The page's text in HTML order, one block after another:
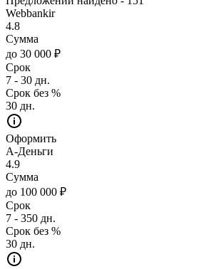
Webbankir
4.8
Сумма
до 30 000 ₽
Срок
7 - 30 дн.
Срок без %
30 дн.
Оформить
А-Деньги
4.9
Сумма
до 100 000 ₽
Срок
7 - 350 дн.
Срок без %
30 дн.